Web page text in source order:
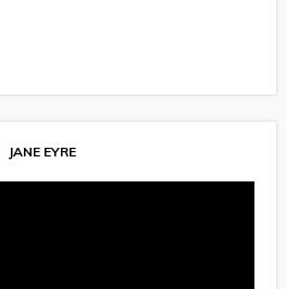
JANE EYRE